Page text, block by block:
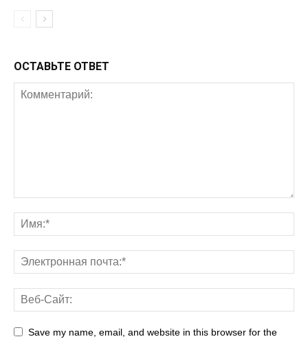
ОСТАВЬТЕ ОТВЕТ
Save my name, email, and website in this browser for the